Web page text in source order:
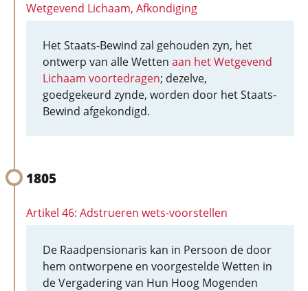
Wetgevend Lichaam, Afkondiging
Het Staats-Bewind zal gehouden zyn, het
ontwerp van alle Wetten aan het Wetgevend
Lichaam voortedragen; dezelve,
goedgekeurd zynde, worden door het Staats-
Bewind afgekondigd.
1805
Artikel 46: Adstrueren wets-voorstellen
De Raadpensionaris kan in Persoon de door
hem ontworpene en voorgestelde Wetten in
de Vergadering van Hun Hoog Mogenden